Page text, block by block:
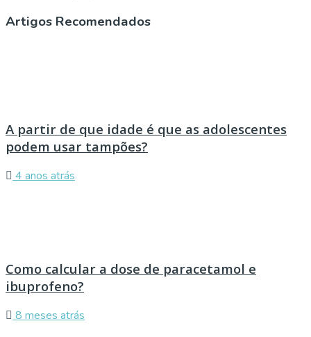
Artigos Recomendados
A partir de que idade é que as adolescentes
podem usar tampões?
4 anos atrás
Como calcular a dose de paracetamol e
ibuprofeno?
8 meses atrás